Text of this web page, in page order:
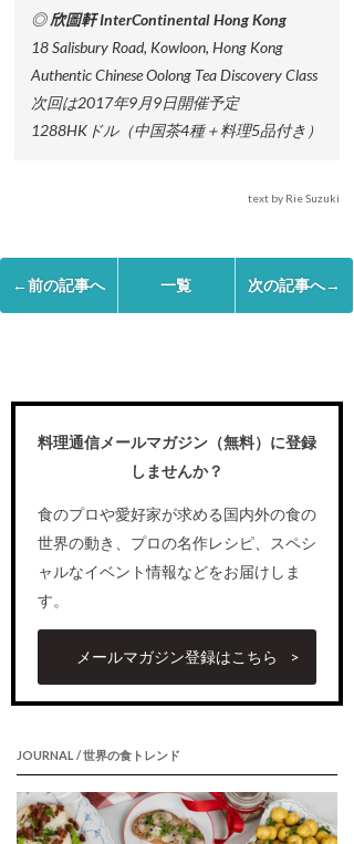
◎ 欣圖軒 InterContinental Hong Kong
18 Salisbury Road, Kowloon, Hong Kong
Authentic Chinese Oolong Tea Discovery Class
次回は2017年9月9日開催予定
1288HKドル（中国茶4種＋料理5品付き）
text by Rie Suzuki
←前の記事へ 一覧 次の記事へ→
料理通信メールマガジン（無料）に登録
しませんか？
食のプロや愛好家が求める国内外の食の
世界の動き、プロの名作レシピ、スペシ
ャルなイベント情報などをお届けしま
す。
メールマガジン登録はこちら
JOURNAL / 世界の食トレンド